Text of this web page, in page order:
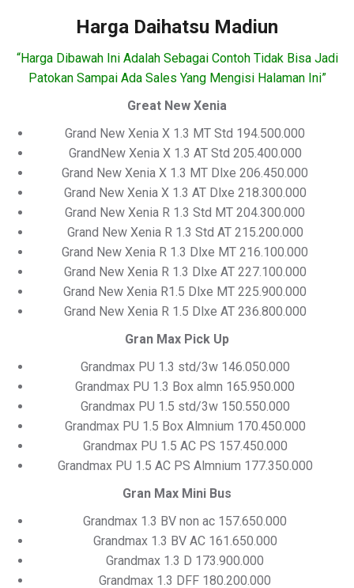
Harga Daihatsu Madiun
“Harga Dibawah Ini Adalah Sebagai Contoh Tidak Bisa Jadi
Patokan Sampai Ada Sales Yang Mengisi Halaman Ini”
Great New Xenia
Grand New Xenia X 1.3 MT Std 194.500.000
GrandNew Xenia X 1.3 AT Std 205.400.000
Grand New Xenia X 1.3 MT Dlxe 206.450.000
Grand New Xenia X 1.3 AT Dlxe 218.300.000
Grand New Xenia R 1.3 Std MT 204.300.000
Grand New Xenia R 1.3 Std AT 215.200.000
Grand New Xenia R 1.3 Dlxe MT 216.100.000
Grand New Xenia R 1.3 Dlxe AT 227.100.000
Grand New Xenia R1.5 Dlxe MT 225.900.000
Grand New Xenia R 1.5 Dlxe AT 236.800.000
Gran Max Pick Up
Grandmax PU 1.3 std/3w 146.050.000
Grandmax PU 1.3 Box almn 165.950.000
Grandmax PU 1.5 std/3w 150.550.000
Grandmax PU 1.5 Box Almnium 170.450.000
Grandmax PU 1.5 AC PS 157.450.000
Grandmax PU 1.5 AC PS Almnium 177.350.000
Gran Max Mini Bus
Grandmax 1.3 BV non ac 157.650.000
Grandmax 1.3 BV AC 161.650.000
Grandmax 1.3 D 173.900.000
Grandmax 1.3 DFF 180.200.000